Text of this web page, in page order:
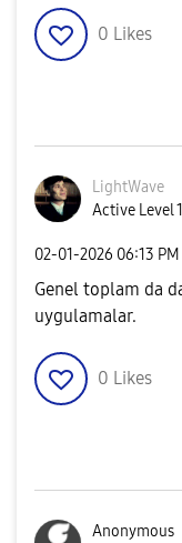
0 Likes
LightWave
Active Level
‎02-01-2026 06:13 PM
Genel toplam da
uygulamalar.
0 Likes
Anonymous